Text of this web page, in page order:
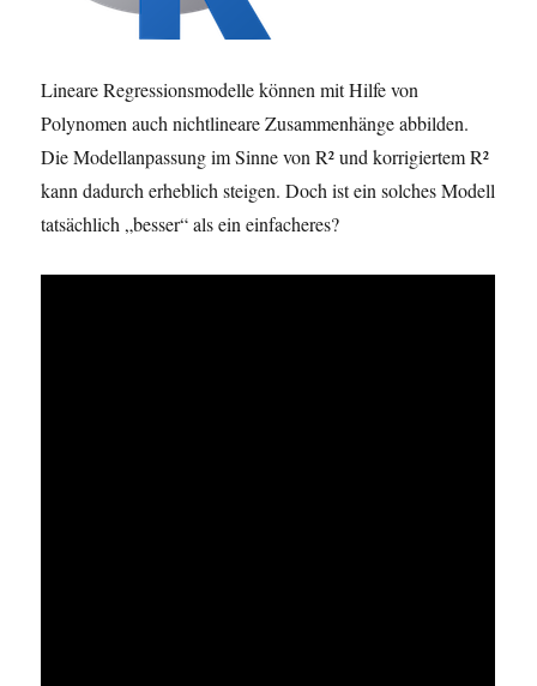
Lineare Regressionsmodelle können mit Hilfe von
Polynomen auch nichtlineare Zusammenhänge abbilden.
Die Modellanpassung im Sinne von R² und korrigiertem R²
kann dadurch erheblich steigen. Doch ist ein solches Modell
tatsächlich „besser“ als ein einfacheres?